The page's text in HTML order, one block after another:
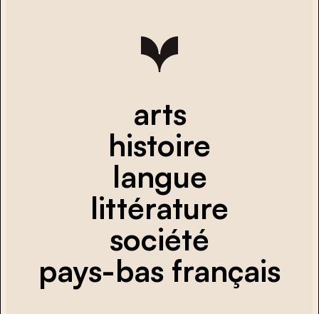
arts
histoire
langue
littérature
société
pays-bas français